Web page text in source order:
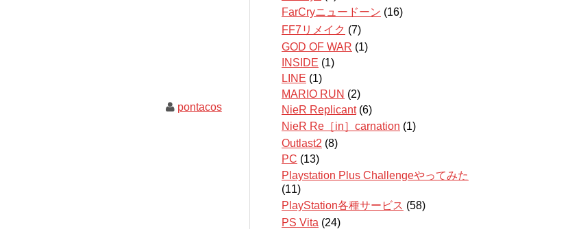
pontacos
FarCryニュードーン (16)
FF7リメイク (7)
GOD OF WAR (1)
INSIDE (1)
LINE (1)
MARIO RUN (2)
NieR Replicant(6)
NieR Re［in］carnation (1)
Outlast2 (8)
PC (13)
Playstation Plus Challengeやってみた
(11)
PlayStation各種サービス (58)
PS Vita (24)